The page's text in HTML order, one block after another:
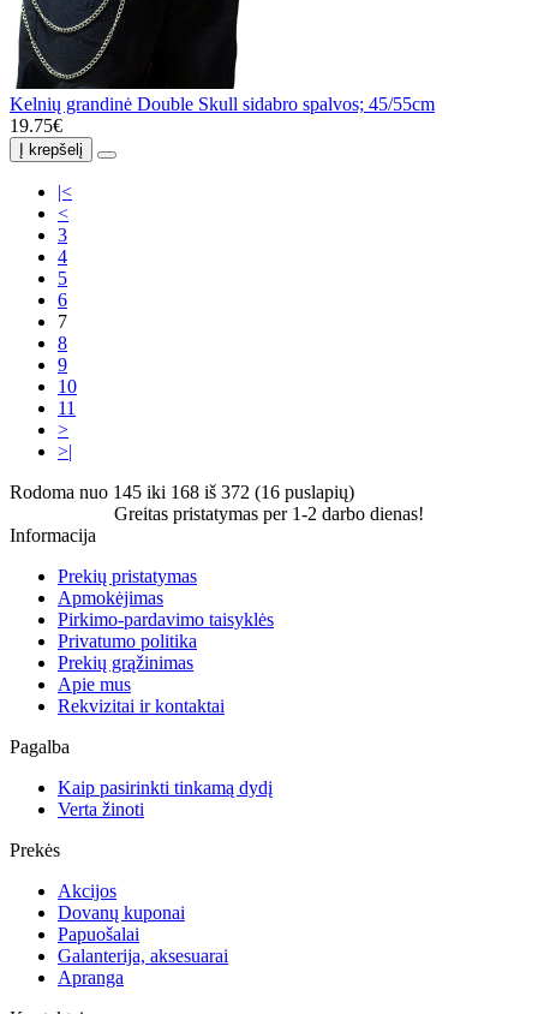
Kelnių grandinė Double Skull sidabro spalvos; 45/55cm
19.75€
Į krepšelį
|<
<
3
4
5
6
7
8
9
10
11
>
>|
Rodoma nuo 145 iki 168 iš 372 (16 puslapių)
Greitas pristatymas per 1-2 darbo dienas!
Informacija
Prekių pristatymas
Apmokėjimas
Pirkimo-pardavimo taisyklės
Privatumo politika
Prekių grąžinimas
Apie mus
Rekvizitai ir kontaktai
Pagalba
Kaip pasirinkti tinkamą dydį
Verta žinoti
Prekės
Akcijos
Dovanų kuponai
Papuošalai
Galanterija, aksesuarai
Apranga